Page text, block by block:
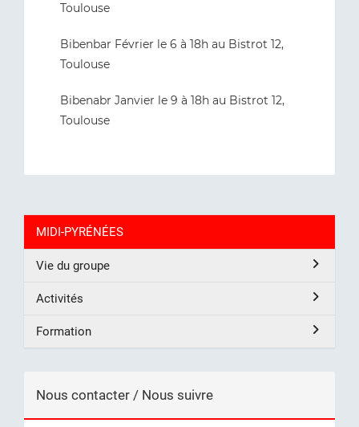
Toulouse
Bibenbar Février le 6 à 18h au Bistrot 12,
Toulouse
Bibenabr Janvier le 9 à 18h au Bistrot 12,
Toulouse
MIDI-PYRÉNÉES
Vie du groupe
Activités
Formation
Nous contacter / Nous suivre